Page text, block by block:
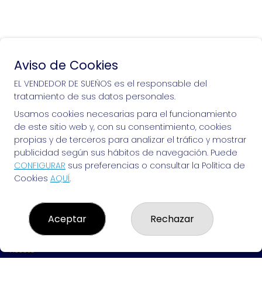
Si puedes soñarlo, puedes hacerlo, ¡mucha
suerte!
EL VENDEDOR DE SUEÑOS
¿Quiénes somos?
Comprar lotería
Contacto
Empresas
Peñas
Boletos digitales
Acceso
Registro
Aviso de Cookies
EL VENDEDOR DE SUEÑOS es el responsable del
tratamiento de sus datos personales.
Usamos cookies necesarias para el funcionamiento
de este sitio web y, con su consentimiento, cookies
propias y de terceros para analizar el tráfico y mostrar
publicidad según sus hábitos de navegación. Puede
CONFIGURAR sus preferencias o consultar la Política de
Cookies AQUÍ.
Aceptar Rechazar